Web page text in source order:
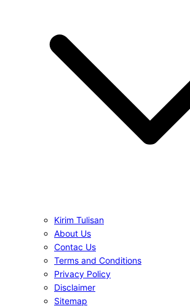
Kirim Tulisan
About Us
Contac Us
Terms and Conditions
Privacy Policy
Disclaimer
Sitemap